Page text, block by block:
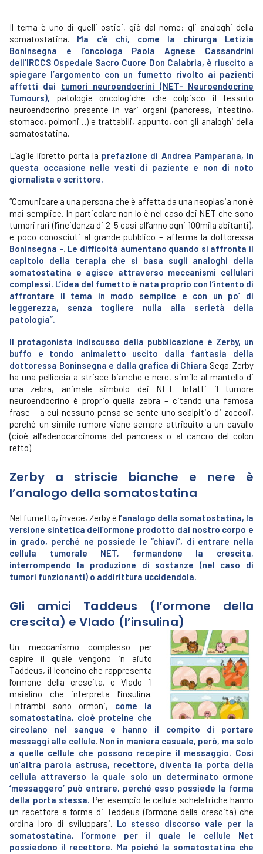
Il tema è uno di quelli ostici, già dal nome: gli analoghi della
somatostatina. Ma c’è chi, come la chirurga Letizia
Boninsegna e l’oncologa Paola Agnese Cassandrini
dell’IRCCS Ospedale Sacro Cuore Don Calabria, è riuscito a
spiegare l’argomento con un fumetto rivolto ai pazienti
affetti dai tumori neuroendocrini (NET- Neuroendocrine
Tumours), patologie oncologiche che colpisco il tessuto
neuroendocrino presente in vari organi (pancreas, intestino,
stomaco, polmoni…) e trattabili, appunto, con gli analoghi della
somatostatina.
L’agile libretto porta la prefazione di Andrea Pamparana, in
questa occasione nelle vesti di paziente e non di noto
giornalista e scrittore.
“Comunicare a una persona che è affetta da una neoplasia non è
mai semplice. In particolare non lo è nel caso dei NET che sono
tumori rari (l’incidenza di 2-5 casi all’anno ogni 100mila abitanti),
e poco conosciuti al grande pubblico – afferma la dottoressa
Boninsegna -. Le difficoltà aumentano quando si affronta il
capitolo della terapia che si basa sugli analoghi della
somatostatina e agisce attraverso meccanismi cellulari
complessi. L’idea del fumetto è nata proprio con l’intento di
affrontare il tema in modo semplice e con un po’ di
leggerezza, senza togliere nulla alla serietà della
patologia”.
Il protagonista indiscusso della pubblicazione è Zerby, un
buffo e tondo animaletto uscito dalla fantasia della
dottoressa Boninsegna e dalla grafica di Chiara Sega. Zerby
ha una pelliccia a strisce bianche e nere, simile al mantello di
una zebra, animale simbolo dei NET. Infatti il tumore
neuroendocrino è proprio quella zebra – citando una famosa
frase – a cui nessuno pensa se sente uno scalpitio di zoccoli,
perché un simile rumore viene sempre attribuito a un cavallo
(cioè all’adenocarcinoma del pancreas o al cancro del colon
retto).
Zerby a striscie bianche e nere è
l’analogo della somatostatina
Nel fumetto, invece, Zerby è l’analogo della somatostatina, la
versione sintetica dell’ormone prodotto dal nostro corpo e
in grado, perché ne possiede le “chiavi”, di entrare nella
cellula tumorale NET, fermandone la crescita,
interrompendo la produzione di sostanze (nel caso di
tumori funzionanti) o addirittura uccidendola.
Gli amici Taddeus (l’ormone della
crescita) e Vlado (l’insulina)
Un meccanismo complesso per
capire il quale vengono in aiuto
Taddeus, il leoncino che rappresenta
l’ormone della crescita, e Vlado il
maialino che interpreta l’insulina.
Entrambi sono ormoni, come la
somatostatina, cioè proteine che
circolano nel sangue e hanno il compito di portare
messaggi alle cellule. Non in maniera casuale, però, ma solo
a quelle cellule che possono recepire il messaggio. Così
un’altra parola astrusa, recettore, diventa la porta della
cellula attraverso la quale solo un determinato ormone
‘messaggero’ può entrare, perché esso possiede la forma
della porta stessa. Per esempio le cellule scheletriche hanno
un recettore a forma di Teddeus (l’ormone della crescita) che
ordina loro di svilupparsi. Lo stesso discorso vale per la
somatostatina, l’ormone per il quale le cellule Net
possiedono il recettore. Ma poiché la somatostatina che